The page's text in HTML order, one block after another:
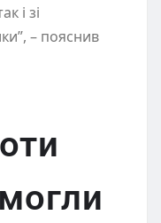
і зі
– пояснив